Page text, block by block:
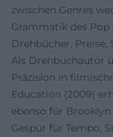
zwischen Genres
Grammatik des Pop
Drehbücher,
Als Drehbuchautor
Präzision in
Education (2009)
ebenso für Brooklyn
Gespür für Tempo,